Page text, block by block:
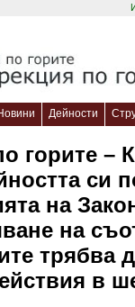
Дейности
горите
си
на
на
трябва
в